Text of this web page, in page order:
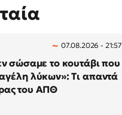
07.08.2026 - 21:57
σώσαμε το κουτάβι που
λύκων»: Τι απαντά
του ΑΠΘ